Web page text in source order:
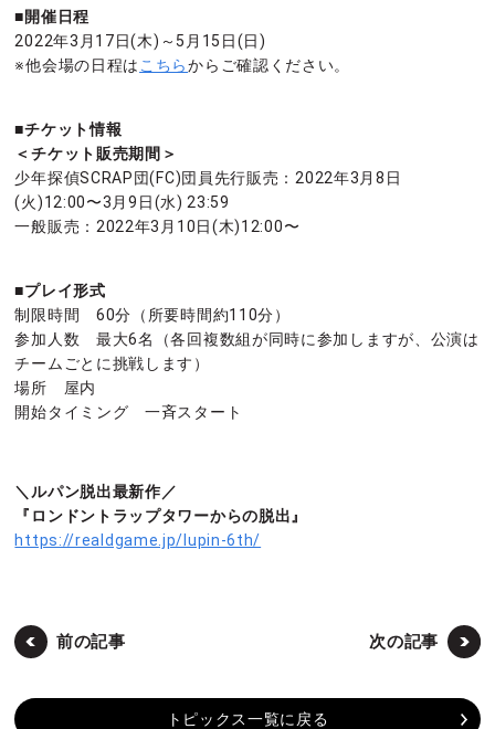
■開催日程
2022年3月17日(木)～5月15日(日)
※他会場の日程はこちらからご確認ください。
■チケット情報
＜チケット販売期間＞
少年探偵SCRAP団(FC)団員先行販売：2022年3月8日
(火)12:00〜3月9日(水) 23:59
一般販売：2022年3月10日(木)12:00〜
■プレイ形式
制限時間 60分（所要時間約110分）
参加人数 最大6名（各回複数組が同時に参加しますが、公演は
チームごとに挑戦します）
場所 屋内
開始タイミング 一斉スタート
＼ルパン脱出最新作／
『ロンドントラップタワーからの脱出』
https://realdgame.jp/lupin-6th/
前の記事 次の記事
トピックス一覧に戻る